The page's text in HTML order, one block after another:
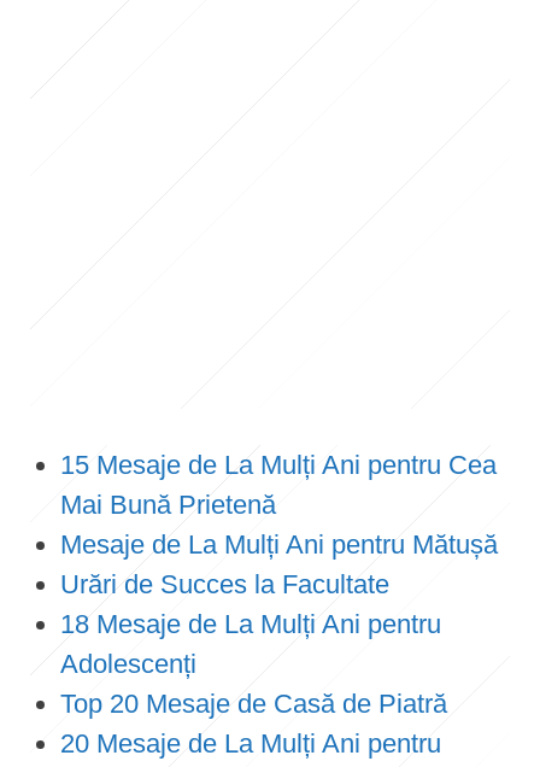
15 Mesaje de La Mulți Ani pentru Cea
Mai Bună Prietenă
Mesaje de La Mulți Ani pentru Mătușă
Urări de Succes la Facultate
18 Mesaje de La Mulți Ani pentru
Adolescenți
Top 20 Mesaje de Casă de Piatră
20 Mesaje de La Mulți Ani pentru